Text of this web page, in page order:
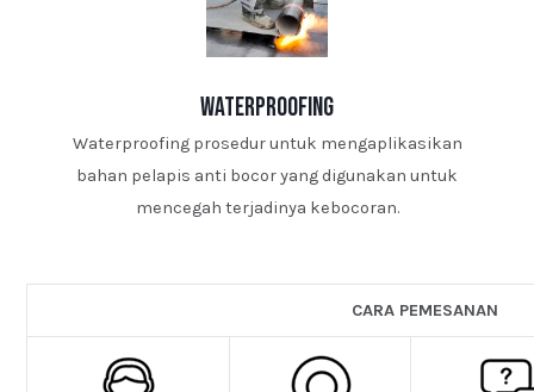
waterproofing
Waterproofing prosedur untuk mengaplikasikan
bahan pelapis anti bocor yang digunakan untuk
mencegah terjadinya kebocoran.
CARA PEMESANAN